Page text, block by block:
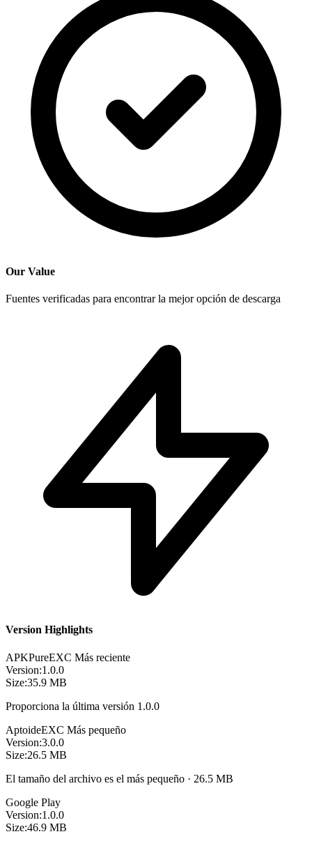
Our Value
Fuentes verificadas para encontrar la mejor opción de descarga
Version Highlights
APKPureEXC Más reciente
Version:1.0.0
Size:35.9 MB
Proporciona la última versión 1.0.0
AptoideEXC Más pequeño
Version:3.0.0
Size:26.5 MB
El tamaño del archivo es el más pequeño · 26.5 MB
Google Play
Version:1.0.0
Size:46.9 MB